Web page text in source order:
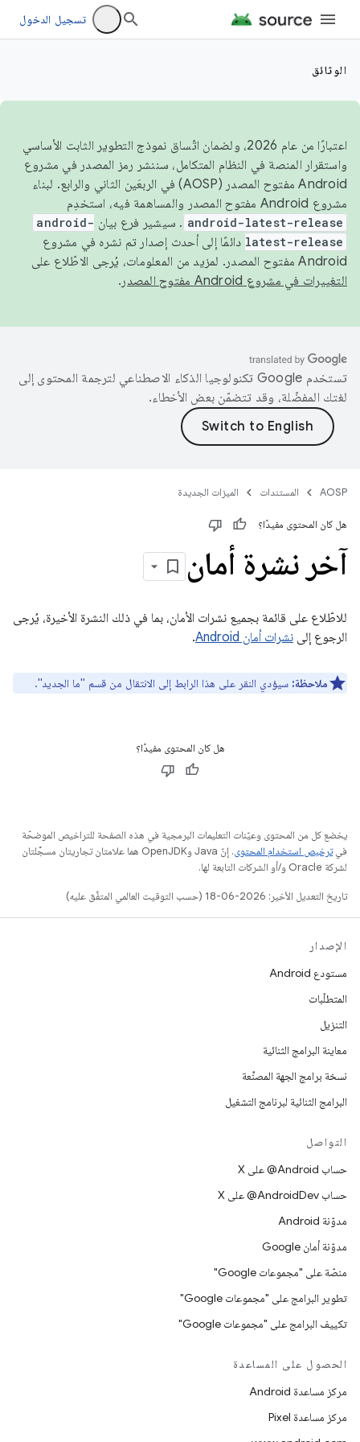
تسجيل الدخول
الوثائق
اعتبارًا من عام 2026، ولضمان اتّساق نموذج التطوير الثابت الأساسي
واستقرار المنصة في النظام المتكامل، سننشر رمز المصدر في مشروع
Android مفتوح المصدر (AOSP) في الربعَين الثاني والرابع. لبناء
مشروع Android مفتوح المصدر والمساهمة فيه، استخدِم
android-latest-release . سيشير فرع بيان android-
latest-release دائمًا إلى أحدث إصدار تم نشره في مشروع
Android مفتوح المصدر. لمزيد من المعلومات، يُرجى الاطّلاع على
التغييرات في مشروع Android مفتوح المصدر
.
تستخدم Google تكنولوجيا الذكاء الاصطناعي لترجمة المحتوى إلى
لغتك المفضّلة، وقد تتضمّن بعض الأخطاء.
AOSP المستندات الميزات الجديدة
هل كان المحتوى مفيدًا؟
آخر نشرة أمان
للاطّلاع على قائمة بجميع نشرات الأمان، بما في ذلك النشرة الأخيرة، يُرجى
الرجوع إلى نشرات أمان Android .
ملاحظة: سيؤدي النقر على هذا الرابط إلى الانتقال من قسم "ما الجديد".
هل كان المحتوى مفيدًا؟
يخضع كل من المحتوى وعيّنات التعليمات البرمجية في هذه الصفحة للتراخيص الموضحّة
فيترخيص استخدام المحتوى
. إنّ Java وOpenJDK هما علامتان تجاريتان مسجَّلتان
لشركة Oracle و/أو الشركات التابعة لها.
تاريخ التعديل الأخير: 2026-06-18 (حسب التوقيت العالمي المتفَّق عليه)
الإصدار
مستودع Android
المتطلّبات
التنزيل
معاينة البرامج الثنائية
نسخة برامج الجهة المصنِّعة
البرامج الثنائية لبرنامج التشغيل
التواصل
حساب ‎@Android على X
حساب ‎@AndroidDev على X
مدوّنة Android
مدوّنة أمان Google
منصّة على "مجموعات Google"
تطوير البرامج على "مجموعات Google"
تكييف البرامج على "مجموعات Google"
الحصول على المساعدة
مركز مساعدة Android
مركز مساعدة Pixel